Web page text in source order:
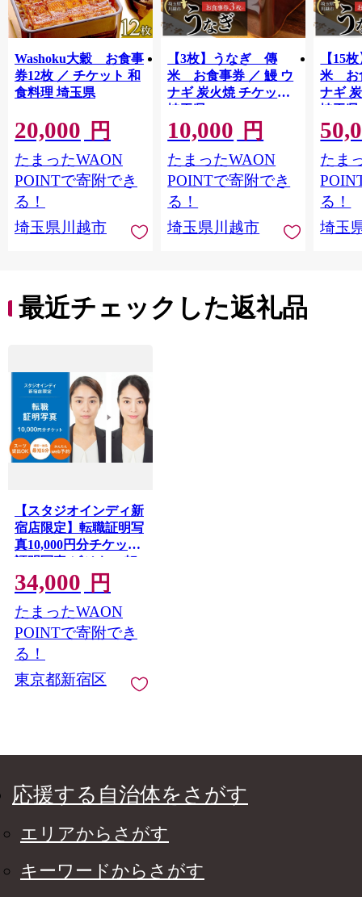
Washoku大穀 お食事
券12枚 ／ チケット 和
食料理 埼玉県
20,000 円
たまったWAON
POINTで寄附でき
る！
埼玉県川越市
【3枚】うなぎ 傳
米 お食事券 ／ 鰻 ウ
ナギ 炭火焼 チケット
埼玉県
10,000 円
たまったWAON
POINTで寄附でき
る！
埼玉県川越市
【15
米 お
ナギ
埼玉県
たま
る！
埼玉
最近チェックした返礼品
【スタジオインディ新
宿店限定】転職証明写
真10,000円分チケット
証明写真 ビジネス 転
職 写真 転職証明写真
メイク付き 高品質 修
正 撮影 チケット 写真
スタジオ データ プリ
ント 新宿 0182-038-S07
34,000 円
たまったWAON
POINTで寄附でき
る！
東京都新宿区
応援する自治体をさがす
エリアからさがす
キーワードからさがす